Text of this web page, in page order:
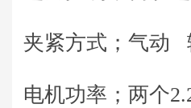
夹紧方式；气动
电机功率；两个